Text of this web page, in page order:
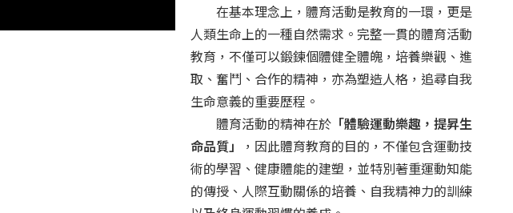
在基本理念上，體育活動是教育的一環，更是
人類生命上的一種自然需求。完整一貫的體育活動
教育，不僅可以鍛鍊個體健全體魄，培養樂觀、進
取、奮鬥、合作的精神，亦為塑造人格，追尋自我
生命意義的重要歷程。
體育活動的精神在於 「體驗運動樂趣，提昇生
命品質」
，因此體育教育的目的，不僅包含運動技
術的學習、健康體能的建塑，並特別著重運動知能
的傳授、人際互動關係的培養、自我精神力的訓練